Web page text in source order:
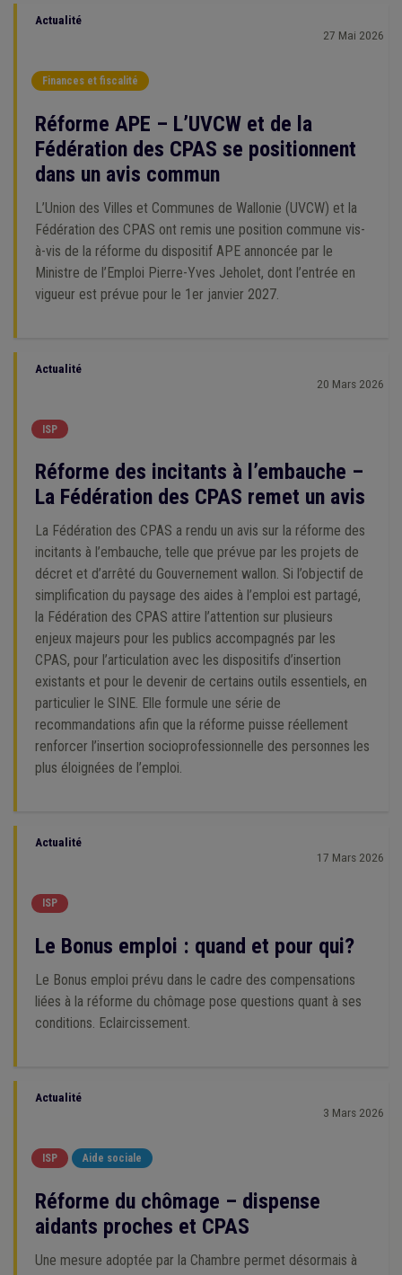
Actualité
27 Mai 2026
Finances et fiscalité
Réforme APE – L’UVCW et de la
Fédération des CPAS se positionnent
dans un avis commun
L’Union des Villes et Communes de Wallonie (UVCW) et la
Fédération des CPAS ont remis une position commune vis-
à-vis de la réforme du dispositif APE annoncée par le
Ministre de l’Emploi Pierre-Yves Jeholet, dont l’entrée en
vigueur est prévue pour le 1er janvier 2027.
Actualité
20 Mars 2026
ISP
Réforme des incitants à l’embauche –
La Fédération des CPAS remet un avis
La Fédération des CPAS a rendu un avis sur la réforme des
incitants à l’embauche, telle que prévue par les projets de
décret et d’arrêté du Gouvernement wallon. Si l’objectif de
simplification du paysage des aides à l’emploi est partagé,
la Fédération des CPAS attire l’attention sur plusieurs
enjeux majeurs pour les publics accompagnés par les
CPAS, pour l’articulation avec les dispositifs d’insertion
existants et pour le devenir de certains outils essentiels, en
particulier le SINE. Elle formule une série de
recommandations afin que la réforme puisse réellement
renforcer l’insertion socioprofessionnelle des personnes les
plus éloignées de l’emploi.
Actualité
17 Mars 2026
ISP
Le Bonus emploi : quand et pour qui?
Le Bonus emploi prévu dans le cadre des compensations
liées à la réforme du chômage pose questions quant à ses
conditions. Eclaircissement.
Actualité
3 Mars 2026
ISP Aide sociale
Réforme du chômage – dispense
aidants proches et CPAS
Une mesure adoptée par la Chambre permet désormais à